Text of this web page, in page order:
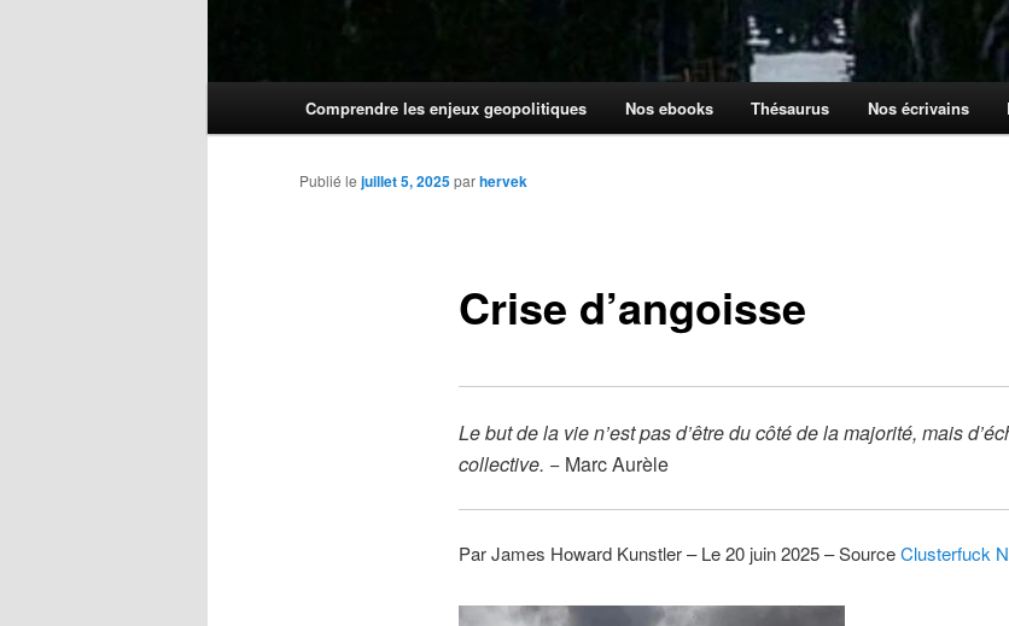
Comprendre les enjeux geopolitiques Nos ebooks Thésaurus Nos écrivains
Crise d’angoisse
Publié le juillet 5, 2025parhervek
Le but de la vie n’est pas d’être du côté de la majorité, mais
collective. − Marc Aurèle
Par James Howard Kunstler – Le 20 juin 2025 – SourceClusterfuck